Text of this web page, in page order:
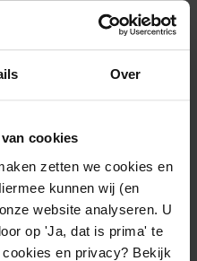
Over
cookies
zetten we cookies en
kunnen wij (en
website analyseren. U
op 'Ja, dat is prima' te
en privacy? Bekijk
aantal zoektips.
aantal zoektips.
en het Westfries
deze pagina is het niet
door: